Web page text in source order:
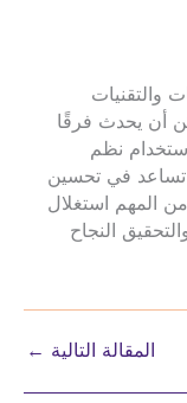
والتقنيات
أن يحدث فرقًا
نظم
تساعد في تحسين
المهم استغلال
النجاح
المقالة التالية ←